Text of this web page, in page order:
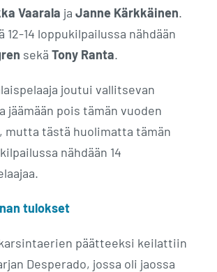
Vaarala ja Janne Kärkkäinen.
14 loppukilpailussa nähdään
sekä Tony Ranta.
joutui vallitsevan
jäämään pois tämän vuoden
mutta tästä huolimatta tämän
nähdään 14
tulokset
päätteeksi keilattiin
Desperado, jossa oli jaossa